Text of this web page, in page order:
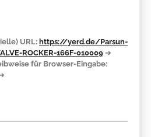
URL: https://yerd.de/Parsun-
ROCKER-166F-010009 ➔
für Browser-Eingabe: